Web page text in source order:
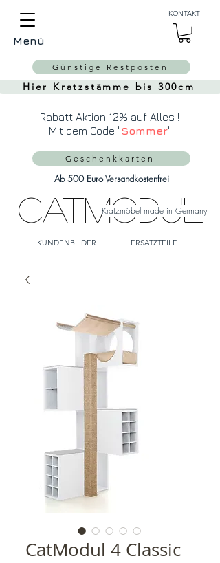
CatModul
Kratzmöbel made in Germany
Menü
KONTAKT
KUNDENBILDER ERSATZTEILE
Ab 500 Euro Versandkostenfrei
Hier Kratzstämme bis 300cm
Geschenkkarten
Günstige Restposten
Rabatt Aktion 12% auf Alles !
Mit dem Code "Sommer"
CatModul 4 Classic